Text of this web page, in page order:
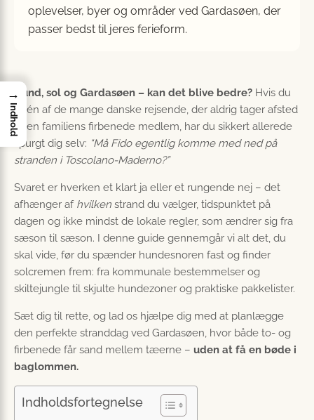
oplevelser, byer og områder ved Gardasøen, der
passer bedst til jeres ferieform.
Hund, sol og Gardasøen – kan det blive bedre? Hvis du
er én af de mange danske rejsende, der aldrig tager afsted
uden familiens firbenede medlem, har du sikkert allerede
spurgt dig selv: “Må Fido egentlig komme med ned på
stranden i Toscolano-Maderno?”
Svaret er hverken et klart ja eller et rungende nej – det
afhænger af hvilken strand du vælger, tidspunktet på
dagen og ikke mindst de lokale regler, som ændrer sig fra
sæson til sæson. I denne guide gennemgår vi alt det, du
skal vide, før du spænder hundesnoren fast og finder
solcremen frem: fra kommunale bestemmelser og
skiltejungle til skjulte hundezoner og praktiske pakkelister.
Sæt dig til rette, og lad os hjælpe dig med at planlægge
den perfekte stranddag ved Gardasøen, hvor både to- og
firbenede får sand mellem tæerne – uden at få en bøde i
baglommen.
Indholdsfortegnelse
→
Indhold